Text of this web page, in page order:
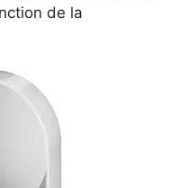
de la